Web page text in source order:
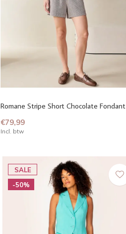
Romane Stripe Short Chocolate Fondant
€79,99
Incl. btw
SALE
-50%